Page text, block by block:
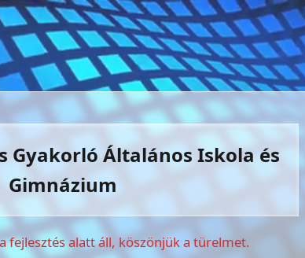
Gyakorló Általános Iskola és
Gimnázium
fejlesztés alatt áll, köszönjük a türelmet.